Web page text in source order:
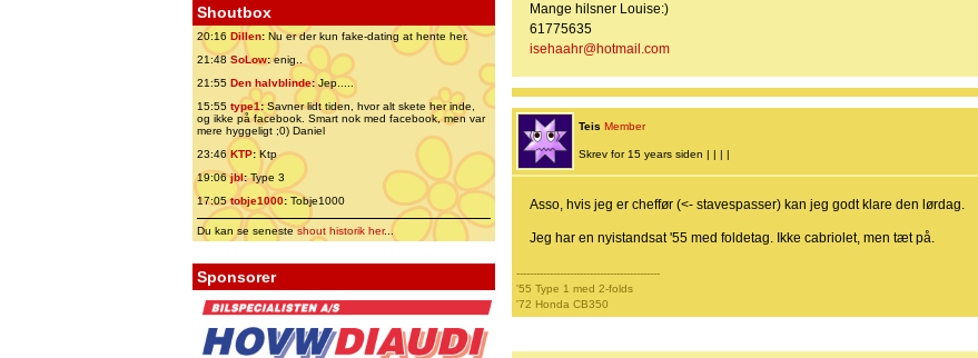
Shoutbox
20:16 Dillen: Nu er der kun fake-dating at hente her.
21:48 SoLow:enig..
21:55 Den halvblinde:Jep.....
15:55 type1:Savner lidt tiden, hvor alt skete her inde,
og ikke på facebook. Smart nok med facebook, men var
mere hyggeligt ;0) Daniel
23:46 KTP:Ktp
19:06jbl:Type 3
17:05tobje1000: Tobje1000
Du kan se senesteshout historik her...
Sponsorer
Mange hilsner Louise:)
61775635
isehaahr@hotmail.com
Teis Member
Skrev for 15 years siden | | | |
Asso, hvis jeg er cheffør (<- stavespasser) kan jeg godt klare den lørdag.
Jeg har en nyistandsat '55 med foldetag. Ikke cabriolet, men tæt på.
-------------------------------------------
'55 Type 1 med 2-folds
'72 Honda CB350